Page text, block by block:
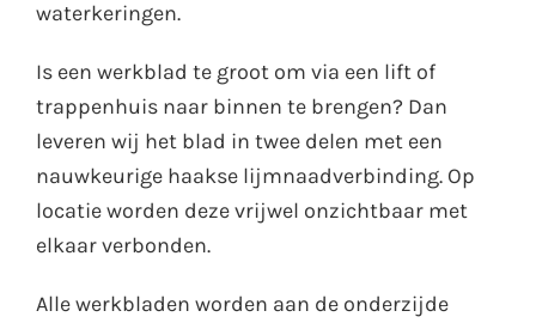
waterkeringen.
Is een werkblad te groot om via een lift of
trappenhuis naar binnen te brengen? Dan
leveren wij het blad in twee delen met een
nauwkeurige haakse lijmnaadverbinding. Op
locatie worden deze vrijwel onzichtbaar met
elkaar verbonden.
Alle werkbladen worden aan de onderzijde